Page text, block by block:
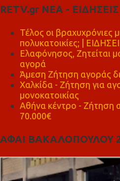
RETV.gr ΝΕΑ -
Τέλος οι βραχυχρόνιες
πολυκατοικίες; |
Ελαφόνησος, Ζητείται
αγορά
Άμεση Ζήτηση αγοράς
Χαλκίδα - Ζήτηση για
μονοκατοικίας
Αθήνα κέντρο - Ζήτηση
70.000€
ΑΦΑΙ ΒΑΚΑΛΟΠΟΥΛΟΥ